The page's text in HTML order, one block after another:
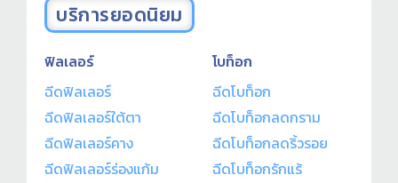
บริการยอดนิยม
ฟิลเลอร์
ฉีดฟิลเลอร์
ฉีดฟิลเลอร์ใต้ตา
ฉีดฟิลเลอร์คาง
ฉีดฟิลเลอร์ร่องแก้ม
โบท็อก
ฉีดโบท็อก
ฉีดโบท็อกลดกราม
ฉีดโบท็อกลดริ้วรอย
ฉีดโบท็อกรักแร้